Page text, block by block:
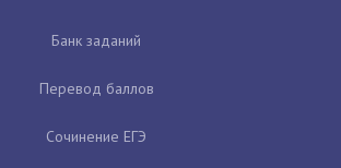
Банк заданий
Перевод баллов
Сочинение ЕГЭ